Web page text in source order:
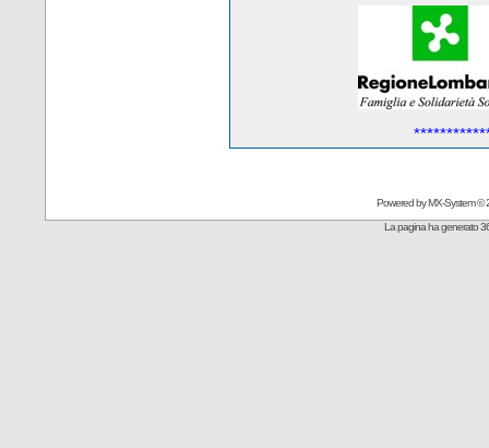
Powered byMX-System©
La pagina ha generato